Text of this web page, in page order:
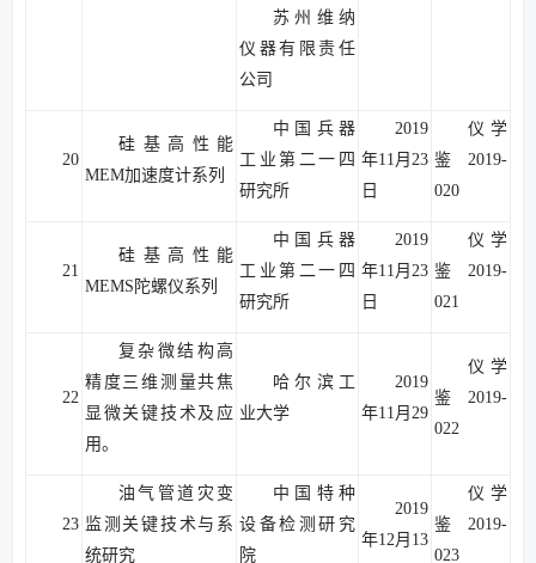
苏州维纳
仪器有限责任
公司
20
硅基高性能
MEM加速度计系列
中国兵器
工业第二一四
研究所
2019
年11月23
日
仪学
鉴2019-
020
21
硅基高性能
MEMS陀螺仪系列
中国兵器
工业第二一四
研究所
2019
年11月23
日
仪学
鉴2019-
021
22
复杂微结构高
精度三维测量共焦
显微关键技术及应
用。
哈尔滨工
业大学
2019
年11月29
仪学
鉴2019-
022
23
油气管道灾变
监测关键技术与系
统研究
中国特种
设备检测研究
院
2019
年12月13
仪学
鉴2019-
023